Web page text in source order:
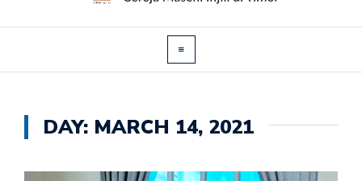
DAY: MARCH 14, 2021